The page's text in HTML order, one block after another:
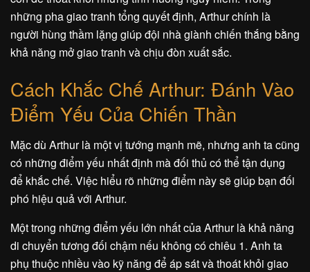
những pha giao tranh tổng quyết định, Arthur chính là
người hùng thầm lặng giúp đội nhà giành chiến thắng bằng
khả năng mở giao tranh và chịu đòn xuất sắc.
Cách Khắc Chế Arthur: Đánh Vào
Điểm Yếu Của Chiến Thần
Mặc dù Arthur là một vị tướng mạnh mẽ, nhưng anh ta cũng
có những điểm yếu nhất định mà đối thủ có thể tận dụng
để khắc chế. Việc hiểu rõ những điểm này sẽ giúp bạn đối
phó hiệu quả với Arthur.
Một trong những điểm yếu lớn nhất của Arthur là khả năng
di chuyển tương đối chậm nếu không có chiêu 1. Anh ta
phụ thuộc nhiều vào kỹ năng để áp sát và thoát khỏi giao